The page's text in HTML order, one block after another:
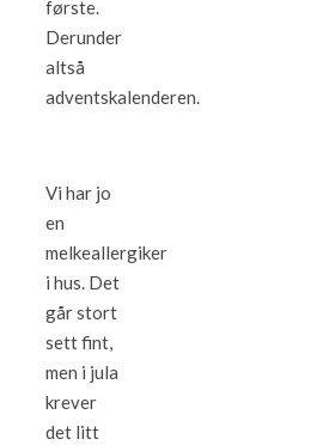
første.
Derunder
altså
adventskalenderen.
Vi har jo
en
melkeallergiker
i hus. Det
går stort
sett fint,
men i jula
krever
det litt